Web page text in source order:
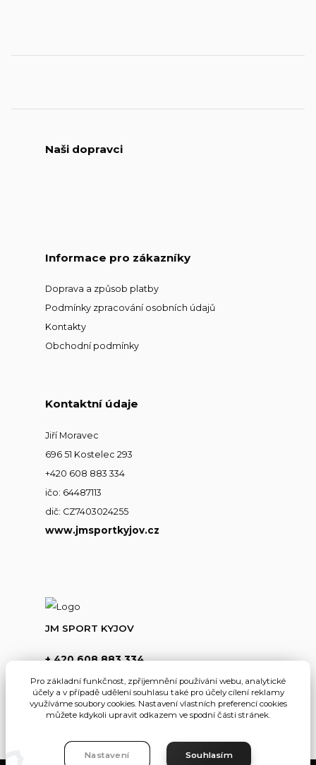
Naši dopravci
Informace pro zákazníky
Doprava a způsob platby
Podmínky zpracování osobních údajů
Kontakty
Obchodní podmínky
Kontaktní údaje
Jiří Moravec
696 51 Kostelec 293
+420 608 883 334
ičo: 64487113
dič: CZ7403024255
www.jmsportkyjov.cz
JM SPORT KYJOV
+ 420 608 883 334
info@jmsportkyjov.cz
Pro základní funkčnost, zpříjemnění používání webu, analytické
účely a v případě udělení souhlasu také pro účely cílení reklamy
využíváme soubory cookies. Nastavení vlastních preferencí cookies
můžete kdykoli upravit odkazem ve spodní části stránek.
Nastavení Souhlasím